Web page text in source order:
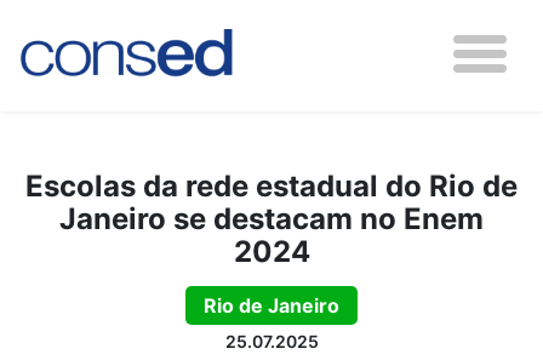
Escolas da rede estadual do Rio de
Janeiro se destacam no Enem
2024
Rio de Janeiro
25.07.2025